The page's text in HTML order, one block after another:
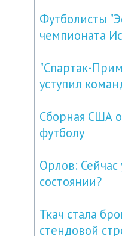
Футболисты
чемпионата
"Спартак-
уступил
Сборная США
футболу
Орлов: Сейчас
состоянии?
Ткач стала
стендовой